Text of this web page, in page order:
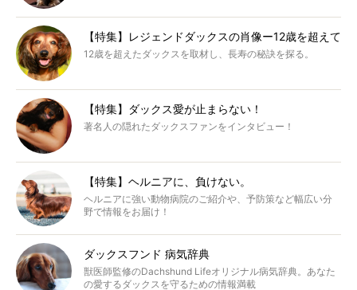
【特集】レジェンドダックスの肖像ー12歳を超えて
12歳を超えたダックスを取材し、長寿の秘訣を探る。
【特集】ダックス愛が止まらない！
著名人の隠れたダックスファンをインタビュー！
【特集】ヘルニアに、負けない。
ヘルニアに強い動物病院のご紹介や、予防策など幅広い分
野で情報をお届け！
ダックスフンド 病気辞典
獣医師監修のDachshund Lifeオリジナル病気辞典。あなた
の愛するダックスを守るための情報満載